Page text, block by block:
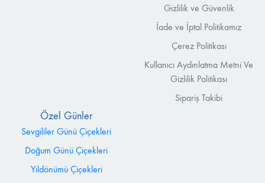
Gizlilik ve Güvenlik
İade ve İptal Politikamız
Çerez Politikası
Kullanıcı Aydınlatma Metni Ve
Gizlilik Politikası
Sipariş Takibi
Özel Günler
Sevgililer Günü Çiçekleri
Doğum Günü Çiçekleri
Yıldönümü Çiçekleri